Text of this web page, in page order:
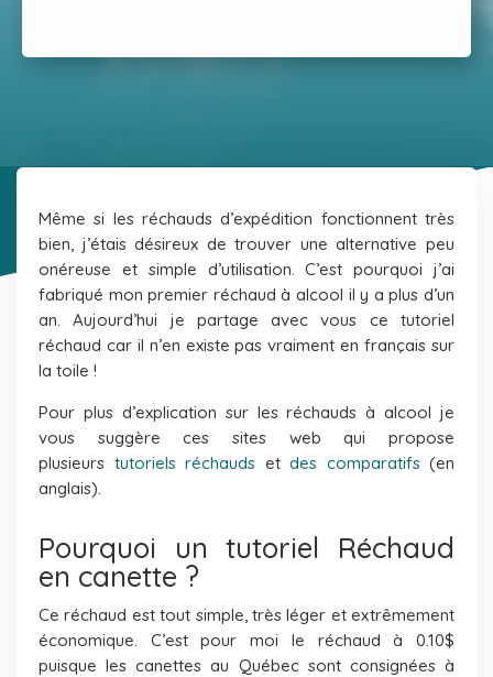
Même si les réchauds d’expédition fonctionnent très
bien, j’étais désireux de trouver une alternative peu
onéreuse et simple d’utilisation. C’est pourquoi j’ai
fabriqué mon premier réchaud à alcool il y a plus d’un
an. Aujourd’hui je partage avec vous ce tutoriel
réchaud car il n’en existe pas vraiment en français sur
la toile !
Pour plus d’explication sur les réchauds à alcool je
vous suggère ces sites web qui propose
plusieurs tutoriels réchauds et des comparatifs(en
anglais).
Pourquoi un tutoriel Réchaud
en canette ?
Ce réchaud est tout simple, très léger et extrêmement
économique. C’est pour moi le réchaud à 0.10$
puisque les canettes au Québec sont consignées à